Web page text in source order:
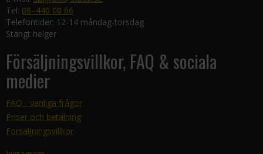
Tel: 08–440 00 66
Telefontider: 12-14 måndag-torsdag
Stängt helger
Försäljningsvillkor, FAQ & sociala
medier
FAQ - vanliga frågor
Priser och betalning
Försäljningsvillkor